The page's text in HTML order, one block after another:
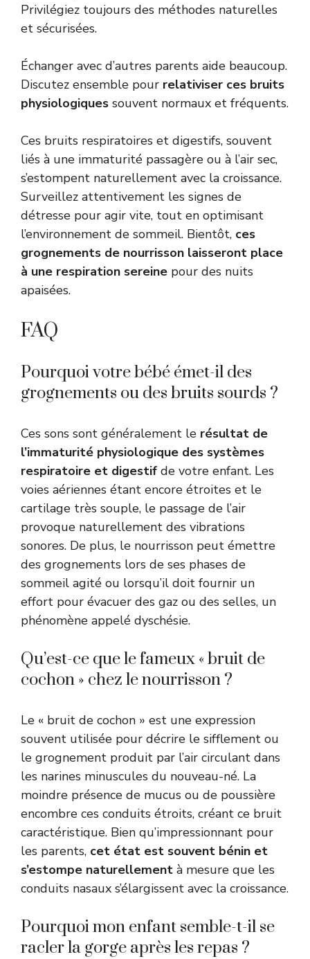
Privilégiez toujours des méthodes naturelles
et sécurisées.
Échanger avec d’autres parents aide beaucoup.
Discutez ensemble pour relativiser ces bruits
physiologiques souvent normaux et fréquents.
Ces bruits respiratoires et digestifs, souvent
liés à une immaturité passagère ou à l’air sec,
s’estompent naturellement avec la croissance.
Surveillez attentivement les signes de
détresse pour agir vite, tout en optimisant
l’environnement de sommeil. Bientôt, ces
grognements de nourrisson laisseront place
à une respiration sereine pour des nuits
apaisées.
FAQ
Pourquoi votre bébé émet-il des
grognements ou des bruits sourds ?
Ces sons sont généralement le résultat de
l’immaturité physiologique des systèmes
respiratoire et digestif de votre enfant. Les
voies aériennes étant encore étroites et le
cartilage très souple, le passage de l’air
provoque naturellement des vibrations
sonores. De plus, le nourrisson peut émettre
des grognements lors de ses phases de
sommeil agité ou lorsqu’il doit fournir un
effort pour évacuer des gaz ou des selles, un
phénomène appelé dyschésie.
Qu’est-ce que le fameux « bruit de
cochon » chez le nourrisson ?
Le « bruit de cochon » est une expression
souvent utilisée pour décrire le sifflement ou
le grognement produit par l’air circulant dans
les narines minuscules du nouveau-né. La
moindre présence de mucus ou de poussière
encombre ces conduits étroits, créant ce bruit
caractéristique. Bien qu’impressionnant pour
les parents, cet état est souvent bénin et
s’estompe naturellement à mesure que les
conduits nasaux s’élargissent avec la croissance.
Pourquoi mon enfant semble-t-il se
racler la gorge après les repas ?